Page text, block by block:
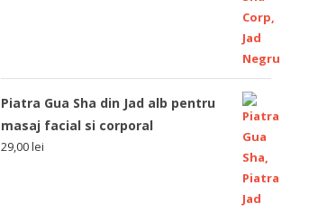
Piatra Gua Sha din Jad alb pentru
masaj facial si corporal
29,00lei